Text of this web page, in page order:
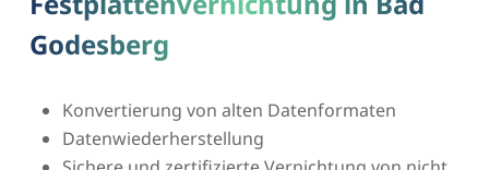
Godesberg
Konvertierung von alten Datenformaten
Datenwiederherstellung